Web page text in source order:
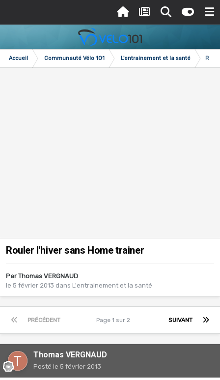
Accueil Communauté Vélo 101 L'entrainement et la santé
Rouler l'hiver sans Home trainer
Par Thomas VERGNAUD
le 5 février 2013 dans L'entrainement et la santé
PRÉCÉDENT SUIVANT
Page 1 sur 2
Thomas VERGNAUD
Posté le 5 février 2013